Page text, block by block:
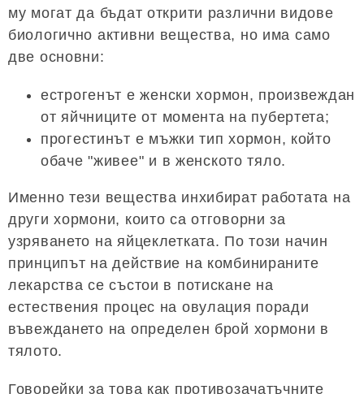
му могат да бъдат открити различни видове
биологично активни вещества, но има само
две основни:
естрогенът е женски хормон, произвеждан
от яйчниците от момента на пубертета;
прогестинът е мъжки тип хормон, който
обаче "живее" и в женското тяло.
Именно тези вещества инхибират работата на
други хормони, които са отговорни за
узряването на яйцеклетката. По този начин
принципът на действие на комбинираните
лекарства се състои в потискане на
естествения процес на овулация поради
въвеждането на определен брой хормони в
тялото.
Говорейки за това как противозачатъчните